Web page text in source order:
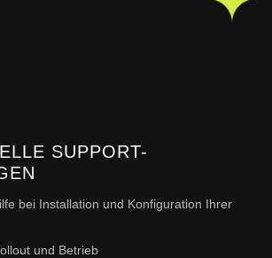
SUPPORT-
bei Installation und Konfiguration Ihrer
und Betrieb